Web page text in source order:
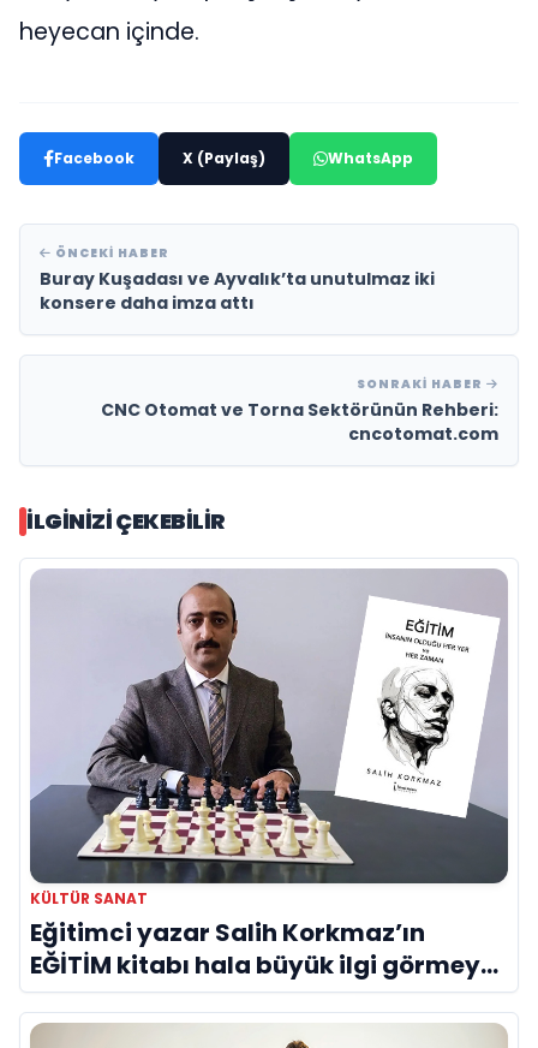
heyecan içinde.
Facebook X (Paylaş) WhatsApp
ÖNCEKI HABER
Buray Kuşadası ve Ayvalık’ta unutulmaz iki
konsere daha imza attı
SONRAKI HABER
CNC Otomat ve Torna Sektörünün Rehberi:
cncotomat.com
İLGINIZI ÇEKEBILIR
KÜLTÜR SANAT
Eğitimci yazar Salih Korkmaz’ın
EĞİTİM kitabı hala büyük ilgi görmeye
devam ediyor